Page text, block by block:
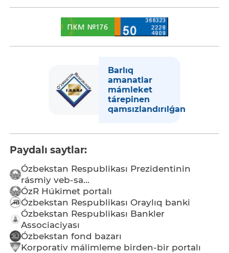
Barlıq
amanatlar
mámleket
tárepinen
qamsızlandırılǵan
Paydalı saytlar:
Ózbekstan Respublikası Prezidentinin
rásmiy veb-sa...
ÓzR Húkimet portalı
Ózbekstan Respublikası Oraylıq banki
Ózbekstan Respublikası Bankler
Associaciyası
Ózbekstan fond bazarı
Korporativ málimleme birden-bir portalı